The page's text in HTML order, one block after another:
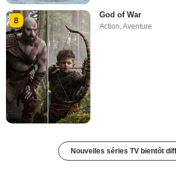
8
God of War
Action,Aventure
Nouvelles séries TV bientôt